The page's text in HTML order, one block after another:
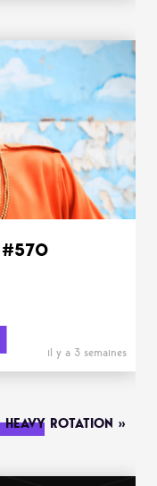
#570
il y a 3 semaines
HEAVY ROTATION »